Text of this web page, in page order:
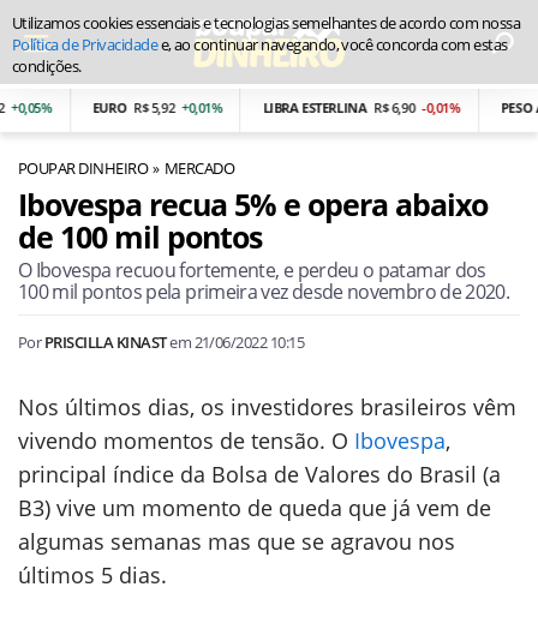
EURO R$ 5,92 +0,01% LIBRA ESTERLINA R$ 6,90 -0,01% PESO
POUPAR DINHEIRO MERCADO
Ibovespa recua 5% e opera abaixo
de 100 mil pontos
O Ibovespa recuou fortemente, e perdeu o patamar dos
100 mil pontos pela primeira vez desde novembro de 2020.
PorPRISCILLA KINASTem21/06/2022 10:15
Nos últimos dias, os investidores brasileiros vêm
vivendo momentos de tensão. O Ibovespa,
principal índice da Bolsa de Valores do Brasil (a
B3) vive um momento de queda que já vem de
algumas semanas mas que se agravou nos
últimos 5 dias.
Utilizamos cookies essenciais e tecnologias semelhantes de acordo com nossa
Política de Privacidadee, ao continuar navegando, você concorda com estas
condições.